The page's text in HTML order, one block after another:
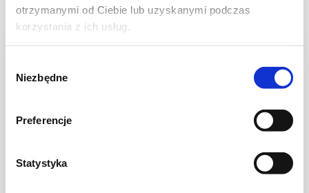
otrzymanymi od Ciebie lub uzyskanymi podczas
korzystania z ich usług.
zgody
Niezbędne
Preferencje
Statystyka